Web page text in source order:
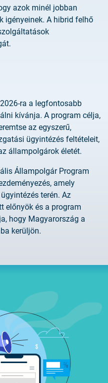
azok minél jobban
igényeinek. A hibrid felhő
ra a legfontosabb
kívánja. A program célja,
az egyszerű,
ügyintézés feltételeit,
állampolgárok életét.
Állampolgár Program
amely
terén. Az
előnyök és a program
hogy Magyarország a
kerüljön.